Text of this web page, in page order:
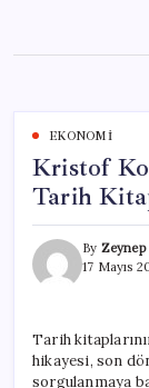
content
EKONOMI
Kristof
Tarih
By Zeynep
17 Mayıs
Tarih
hikayesi, son
sorgulanmaya